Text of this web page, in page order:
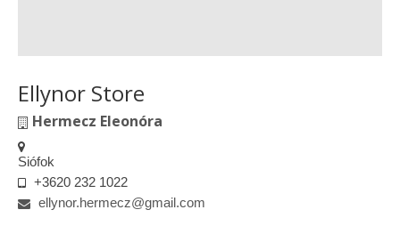
Ellynor Store
Hermecz Eleonóra
Siófok
+3620 232 1022
ellynor.hermecz@gmail.com